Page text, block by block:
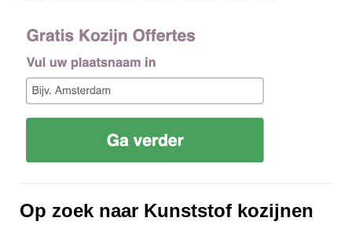
Op zoek naar Kunststof kozijnen